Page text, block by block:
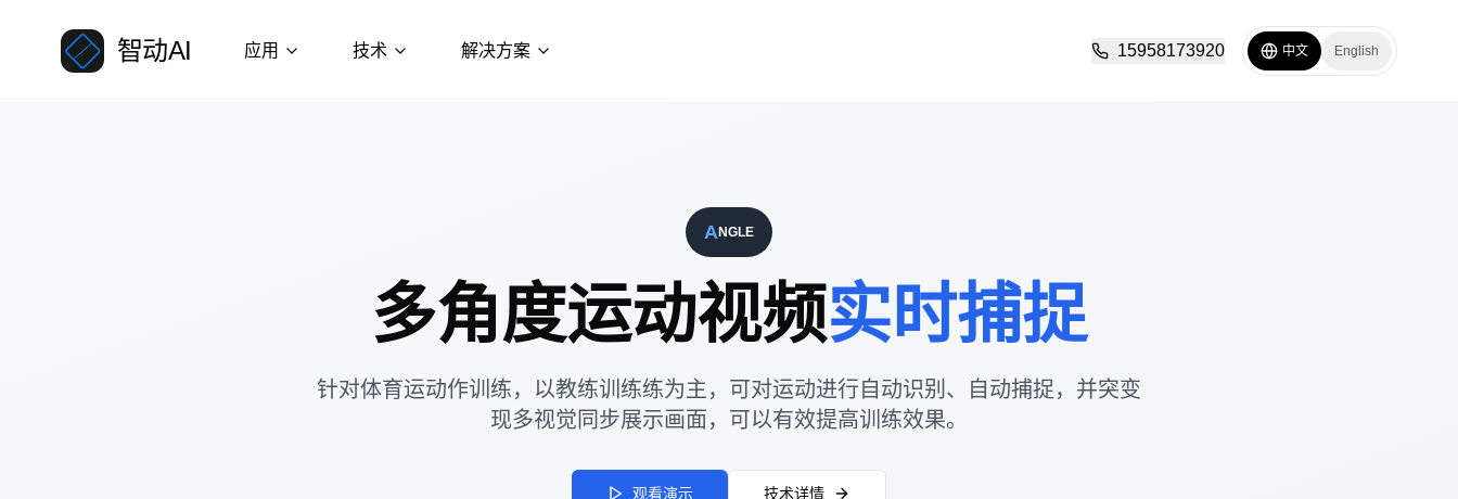
智动AI 应用 技术 解决方案 15958173920 中文 English
ANGLE
多角度运动视频实时捕捉
针对体育运动作训练，以教练训练练为主，可对运动进行自动识别、自动捕捉，并突变
现多视觉同步展示画面，可以有效提高训练效果。
观看演示 技术详情